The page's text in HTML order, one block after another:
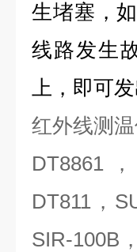
生堵塞，
线路发生
上，即可发
红外
DT8861
DT811，
SIR-100B